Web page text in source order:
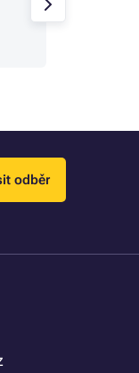
odběr